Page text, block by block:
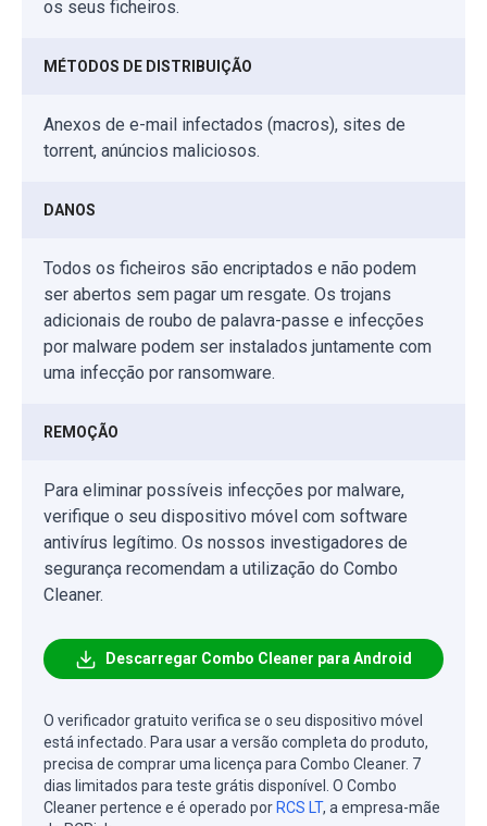
os seus ficheiros.
MÉTODOS DE DISTRIBUIÇÃO
Anexos de e-mail infectados (macros), sites de
torrent, anúncios maliciosos.
DANOS
Todos os ficheiros são encriptados e não podem
ser abertos sem pagar um resgate. Os trojans
adicionais de roubo de palavra-passe e infecções
por malware podem ser instalados juntamente com
uma infecção por ransomware.
REMOÇÃO
Para eliminar possíveis infecções por malware,
verifique o seu dispositivo móvel com software
antivírus legítimo. Os nossos investigadores de
segurança recomendam a utilização do Combo
Cleaner.
Descarregar Combo Cleaner para Android
O verificador gratuito verifica se o seu dispositivo móvel
está infectado. Para usar a versão completa do produto,
precisa de comprar uma licença para Combo Cleaner. 7
dias limitados para teste grátis disponível. O Combo
Cleaner pertence e é operado por RCS LT, a empresa-mãe